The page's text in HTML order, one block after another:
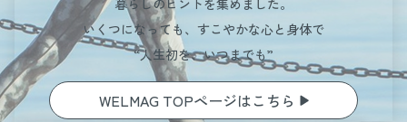
暮らしのヒントを集めました。
いくつになっても、すこやかな心と身体で
“人生初を、いつまでも”
WELMAG TOPページはこちら